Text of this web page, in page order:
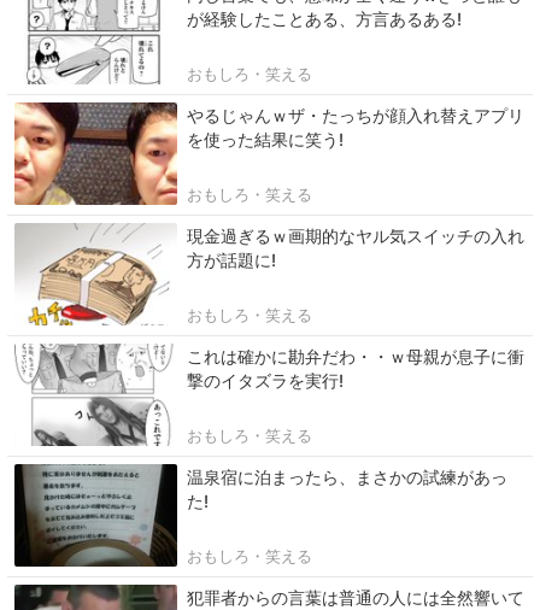
が経験したことある、方言あるある!
おもしろ・笑える
やるじゃんｗザ・たっちが顔入れ替えアプリ
を使った結果に笑う!
おもしろ・笑える
現金過ぎるｗ画期的なヤル気スイッチの入れ
方が話題に!
おもしろ・笑える
これは確かに勘弁だわ・・ｗ母親が息子に衝
撃のイタズラを実行!
おもしろ・笑える
温泉宿に泊まったら、まさかの試練があっ
た!
おもしろ・笑える
犯罪者からの言葉は普通の人には全然響いて